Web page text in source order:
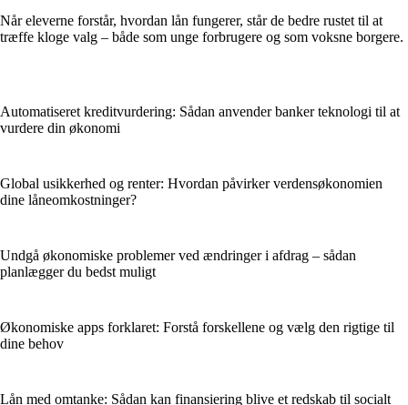
Når eleverne forstår, hvordan lån fungerer, står de bedre rustet til at
træffe kloge valg – både som unge forbrugere og som voksne borgere.
Automatiseret kreditvurdering: Sådan anvender banker teknologi til at
vurdere din økonomi
Global usikkerhed og renter: Hvordan påvirker verdensøkonomien
dine låneomkostninger?
Undgå økonomiske problemer ved ændringer i afdrag – sådan
planlægger du bedst muligt
Økonomiske apps forklaret: Forstå forskellene og vælg den rigtige til
dine behov
Lån med omtanke: Sådan kan finansiering blive et redskab til socialt